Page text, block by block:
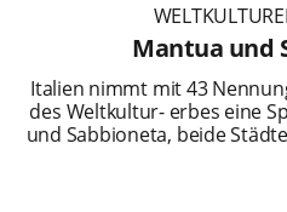
Mantua und
Italien nimmt mit 43
des Weltkultur- erbes eine
und Sabbioneta, beide